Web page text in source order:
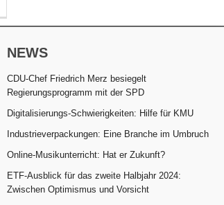
NEWS
CDU-Chef Friedrich Merz besiegelt
Regierungsprogramm mit der SPD
Digitalisierungs-Schwierigkeiten: Hilfe für KMU
Industrieverpackungen: Eine Branche im Umbruch
Online-Musikunterricht: Hat er Zukunft?
ETF-Ausblick für das zweite Halbjahr 2024:
Zwischen Optimismus und Vorsicht